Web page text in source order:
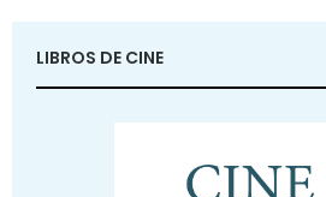
LIBROS DE CINE